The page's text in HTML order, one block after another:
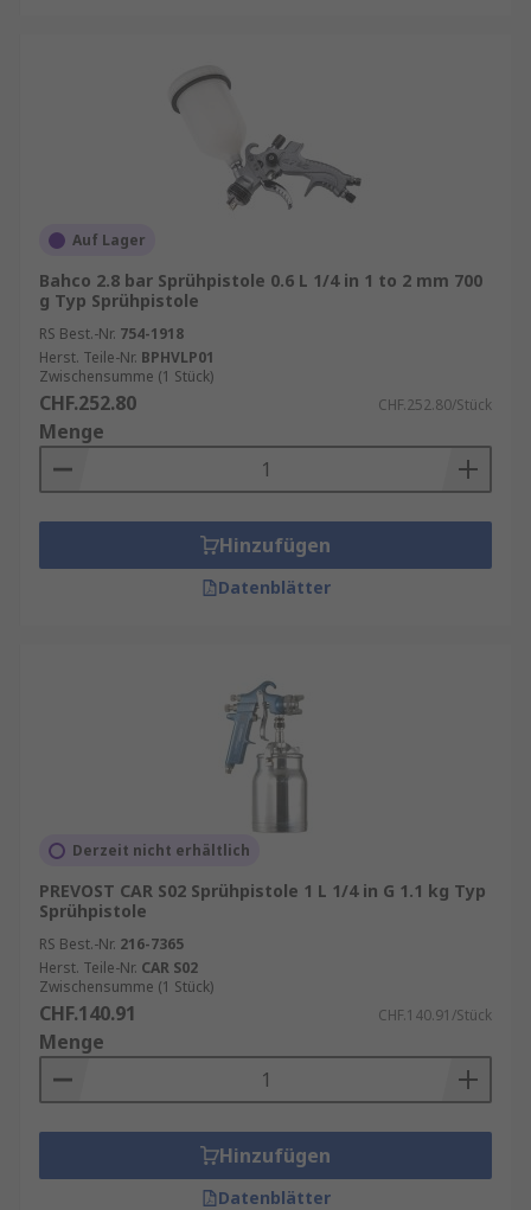
Auf Lager
Bahco 2.8 bar Sprühpistole 0.6 L 1/4 in 1 to 2 mm 700
g Typ Sprühpistole
RS Best.-Nr. 754-1918
Herst. Teile-Nr. BPHVLP01
Zwischensumme (1 Stück)
CHF.252.80 CHF.252.80/Stück
Menge
Hinzufügen
Datenblätter
Derzeit nicht erhältlich
PREVOST CAR S02 Sprühpistole 1 L 1/4 in G 1.1 kg Typ
Sprühpistole
RS Best.-Nr. 216-7365
Herst. Teile-Nr. CAR S02
Zwischensumme (1 Stück)
CHF.140.91 CHF.140.91/Stück
Menge
Hinzufügen
Datenblätter